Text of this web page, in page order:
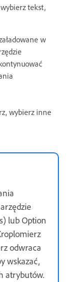
tekst,
w
wybierz inne
lub Option
odwraca
wskazać,
atrybutów.